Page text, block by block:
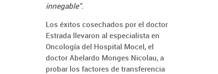
innegable".
Los éxitos cosechados por el doctor
Estrada llevaron al especialista en
Oncología del Hospital Mocel, el
doctor Abelardo Monges Nicolau, a
probar los factores de transferencia